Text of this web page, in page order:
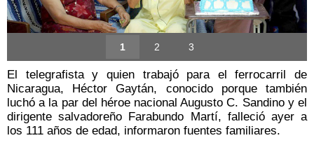
1 2 3
El telegrafista y quien trabajó para el ferrocarril de
Nicaragua, Héctor Gaytán, conocido porque también
luchó a la par del héroe nacional Augusto C. Sandino y el
dirigente salvadoreño Farabundo Martí, falleció ayer a
los 111 años de edad, informaron fuentes familiares.